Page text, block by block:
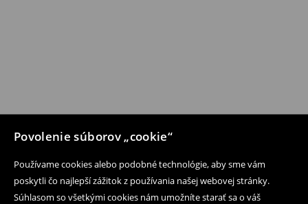
Povolenie súborov „cookie“
Používame cookies alebo podobné technológie, aby sme vám
poskytli čo najlepší zážitok z používania našej webovej stránky.
Súhlasom so všetkými cookies nám umožníte starať sa o váš